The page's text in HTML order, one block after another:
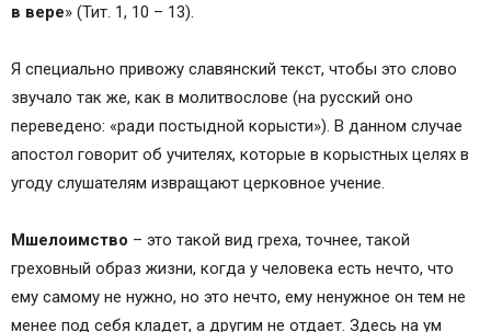
в вeрe» (Тит. 1, 10 – 13).
Я специально привожу славянский текст, чтобы это слово
звучало так же, как в молитвослове (на русский оно
переведено: «ради постыдной корысти»). В данном случае
апостол говорит об учителях, которые в корыстных целях в
угоду слушателям извращают церковное учение.
Мшелоимство – это такой вид греха, точнее, такой
греховный образ жизни, когда у человека есть нечто, что
ему самому не нужно, но это нечто, ему ненужное он тем не
менее под себя кладет, а другим не отдает. Здесь на ум